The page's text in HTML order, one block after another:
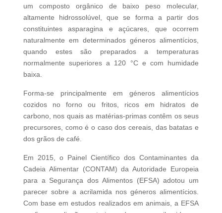
um composto orgânico de baixo peso molecular,
altamente hidrossolúvel, que se forma a partir dos
constituintes asparagina e açúcares, que ocorrem
naturalmente em determinados géneros alimentícios,
quando estes são preparados a temperaturas
normalmente superiores a 120 °C e com humidade
baixa.
Forma-se principalmente em géneros alimentícios
cozidos no forno ou fritos, ricos em hidratos de
carbono, nos quais as matérias-primas contêm os seus
precursores, como é o caso dos cereais, das batatas e
dos grãos de café.
Em 2015, o Painel Científico dos Contaminantes da
Cadeia Alimentar (CONTAM) da Autoridade Europeia
para a Segurança dos Alimentos (EFSA) adotou um
parecer sobre a acrilamida nos géneros alimentícios.
Com base em estudos realizados em animais, a EFSA